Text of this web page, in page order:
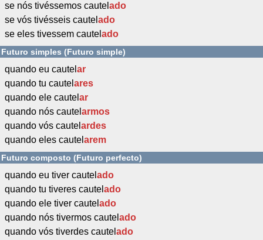
se nós tivéssemos cautel ado
se vós tivésseis cautel ado
se eles tivessem cautel ado
Futuro simples (Futuro simple)
quando eu cautel ar
quando tu cautel ares
quando ele cautel ar
quando nós cautel armos
quando vós cautel ardes
quando eles cautel arem
Futuro composto (Futuro perfecto)
quando eu tiver cautel ado
quando tu tiveres cautel ado
quando ele tiver cautel ado
quando nós tivermos cautel ado
quando vós tiverdes cautel ado